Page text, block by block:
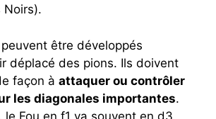
Noirs).
être développés
déplacé des pions. Ils doivent
façon à attaquer ou contrôler
les diagonales importantes.
le Fou en f1 va souvent en d3